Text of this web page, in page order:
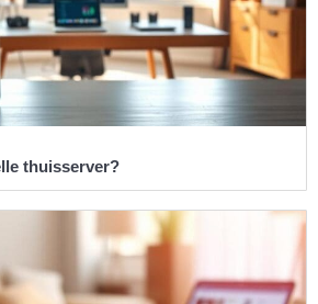
thuisserver?